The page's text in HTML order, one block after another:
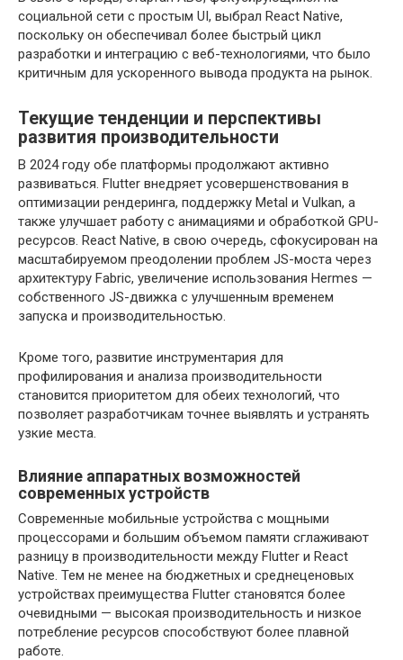
социальной сети с простым UI, выбрал React Native,
поскольку он обеспечивал более быстрый цикл
разработки и интеграцию с веб-технологиями, что было
критичным для ускоренного вывода продукта на рынок.
Текущие тенденции и перспективы
развития производительности
В 2024 году обе платформы продолжают активно
развиваться. Flutter внедряет усовершенствования в
оптимизации рендеринга, поддержку Metal и Vulkan, а
также улучшает работу с анимациями и обработкой GPU-
ресурсов. React Native, в свою очередь, сфокусирован на
масштабируемом преодолении проблем JS-моста через
архитектуру Fabric, увеличение использования Hermes —
собственного JS-движка с улучшенным временем
запуска и производительностью.
Кроме того, развитие инструментария для
профилирования и анализа производительности
становится приоритетом для обеих технологий, что
позволяет разработчикам точнее выявлять и устранять
узкие места.
Влияние аппаратных возможностей
современных устройств
Современные мобильные устройства с мощными
процессорами и большим объемом памяти сглаживают
разницу в производительности между Flutter и React
Native. Тем не менее на бюджетных и среднеценовых
устройствах преимущества Flutter становятся более
очевидными — высокая производительность и низкое
потребление ресурсов способствуют более плавной
работе.